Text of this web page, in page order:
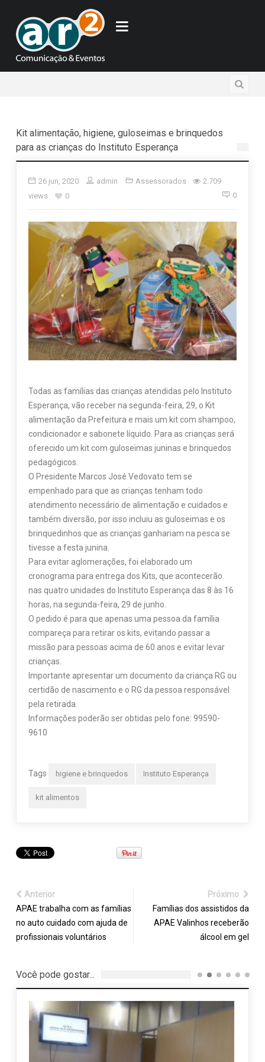
Kit alimentação, higiene, guloseimas e brinquedos
para as crianças do Instituto Esperança
26 jun, 2020 admin Assessorados
2.709
views
0 0
Todas as famílias das crianças atendidas pelo Instituto
Esperança, vão receber na segunda-feira, 29, o Kit
alimentação da Prefeitura e mais um kit com shampoo,
condicionador e sabonete líquido. Para as crianças será
oferecido um kit com guloseimas juninas e brinquedos
pedagógicos.
O Presidente Marcos José Vedovato tem se
empenhado para que as crianças tenham todo
atendimento necessário de alimentação e cuidados e
também diversão, por isso incluiu as guloseimas e os
brinquedinhos que as crianças ganhariam na pesca se
tivesse a festa junina.
Para evitar aglomerações, foi elaborado um
cronograma para entrega dos Kits, que acontecerão
nas quatro unidades do Instituto Esperança das 8 às 16
horas, na segunda-feira, 29 de junho.
O pedido é para que apenas uma pessoa da família
compareça para retirar os kits, evitando passar a
missão para pessoas acima de 60 anos e evitar levar
crianças.
Importante apresentar um documento da criança RG ou
certidão de nascimento e o RG da pessoa responsável
pela retirada.
Informações poderão ser obtidas pelo fone: 99590-
9610
Tags higiene e brinquedos Instituto Esperança
kit alimentos
Anterior
APAE trabalha com as famílias
no auto cuidado com ajuda de
profissionais voluntários
Próximo
Famílias dos assistidos da
APAE Valinhos receberão
álcool em gel
Você pode gostar...